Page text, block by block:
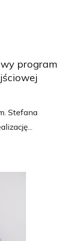
program
Stefana